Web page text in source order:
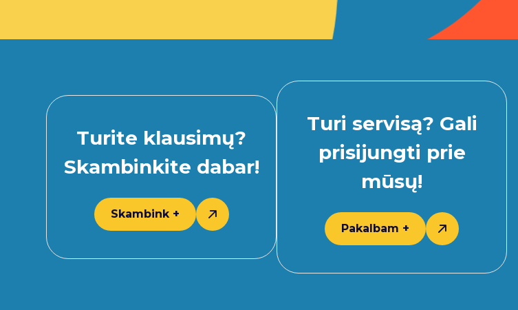
Turite klausimų?
Skambinkite dabar!
Skambink +
Turi servisą? Gali
prisijungti prie
mūsų!
Pakalbam +